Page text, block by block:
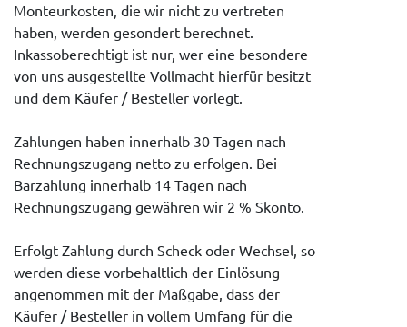
Monteurkosten, die wir nicht zu vertreten
haben, werden gesondert berechnet.
Inkassoberechtigt ist nur, wer eine besondere
von uns ausgestellte Vollmacht hierfür besitzt
und dem Käufer / Besteller vorlegt.
Zahlungen haben innerhalb 30 Tagen nach
Rechnungszugang netto zu erfolgen. Bei
Barzahlung innerhalb 14 Tagen nach
Rechnungszugang gewähren wir 2 % Skonto.
Erfolgt Zahlung durch Scheck oder Wechsel, so
werden diese vorbehaltlich der Einlösung
angenommen mit der Maßgabe, dass der
Käufer / Besteller in vollem Umfang für die